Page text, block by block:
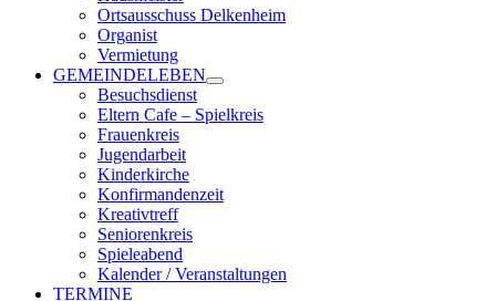
Ortsausschuss Delkenheim
Organist
Vermietung
GEMEINDELEBEN
Besuchsdienst
Eltern Cafe – Spielkreis
Frauenkreis
Jugendarbeit
Kinderkirche
Konfirmandenzeit
Kreativtreff
Seniorenkreis
Spieleabend
Kalender / Veranstaltungen
TERMINE